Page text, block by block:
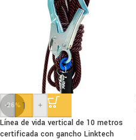
-26%
-
+
Línea de vida vertical de 10 metros
certificada con gancho Linktech